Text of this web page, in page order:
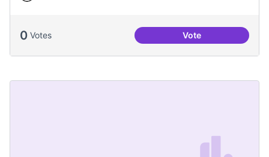
0 Votes VoteAniversari de Can